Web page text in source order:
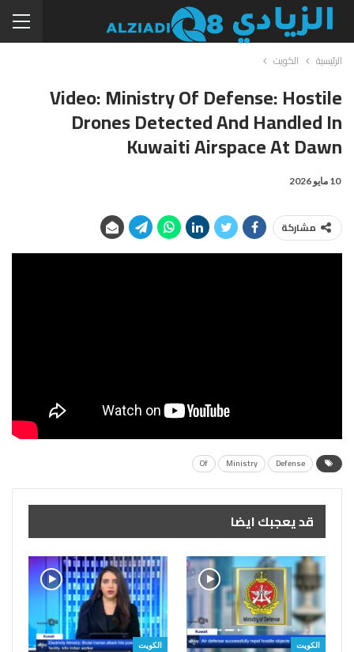
الرئيسية الكويت
Video: Ministry Of Defense: Hostile
Drones Detected And Handled In
Kuwaiti Airspace At Dawn
10 مايو 2026
مشاركة
Defense
Ministry
Of
قد يعجبك ايضا
الكويت الكويت